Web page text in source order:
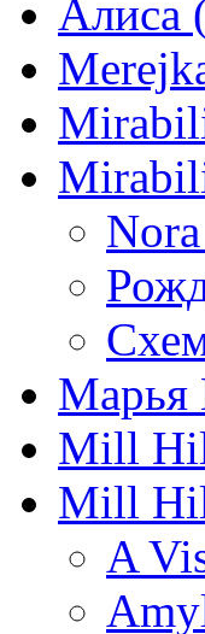
Алиса
Марья
Mill
Mill
A